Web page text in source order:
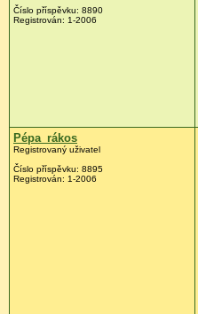
Číslo příspěvku: 8890
Registrován: 1-2006
Pépa_rákos
Registrovaný uživatel
Číslo příspěvku: 8895
Registrován: 1-2006